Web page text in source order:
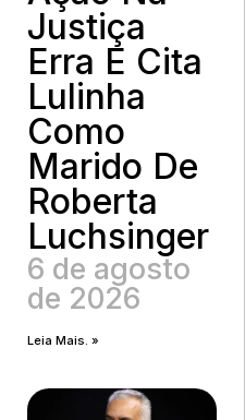
Justiça
Erra E Cita
Lulinha
Como
Marido De
Roberta
Luchsinger
6 de agosto
de 2026
Leia Mais. »